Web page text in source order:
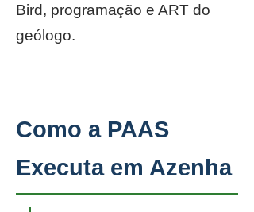
Bird, programação e ART do
geólogo.
Como a PAAS
Executa em Azenha